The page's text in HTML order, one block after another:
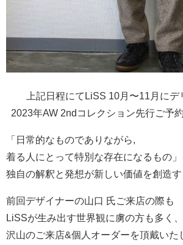
上記日程にてLiSS 10月〜11月にデ
2023年AW 2ndコレクション先行ご予
「日常的なものでありながら,
着る人にとって特別な存在になるもの」
独自の解釈と発想が新しい価値を創造す
前回デザイナーの山口 氏ご来店の際も
LiSSが生み出す世界観に虜の方も多く、
沢山のご来店&個人オーダーを頂戴いた